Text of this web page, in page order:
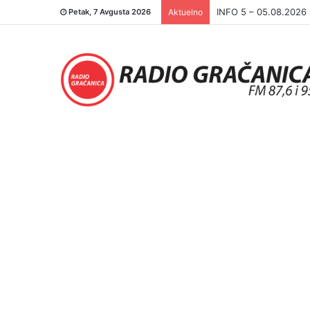
Petak, 7 Avgusta 2026 Aktuelno INFO 5 – 04.08.2026.